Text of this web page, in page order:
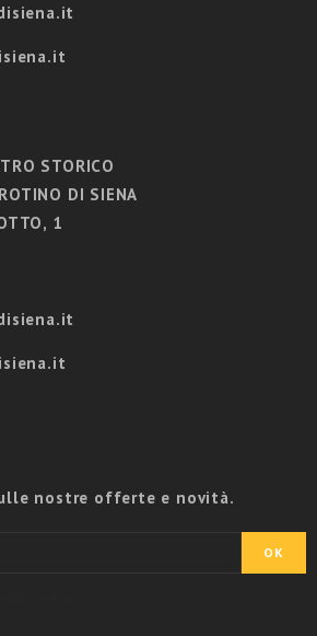
STORICO
DI SIENA
1
nostre offerte e novità.